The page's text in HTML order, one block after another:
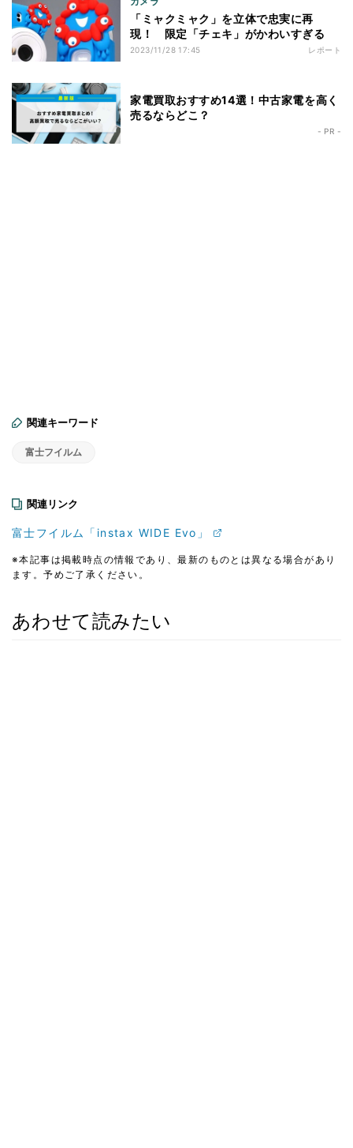
「ミャクミャク」を立体で忠実に再
現！ 限定「チェキ」がかわいすぎる
2023/11/28 17:45 レポート
家電買取おすすめ14選！中古家電を高く
売るならどこ？
- PR -
関連キーワード
富士フイルム
関連リンク
富士フイルム「instax WIDE Evo」
※本記事は掲載時点の情報であり、最新のものとは異なる場合があり
ます。予めご了承ください。
あわせて読みたい